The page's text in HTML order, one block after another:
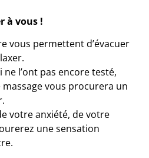
à vous !
vous permettent d’évacuer
l’ont pas encore testé,
massage vous procurera un
votre anxiété, de votre
une sensation